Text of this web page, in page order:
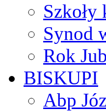
Synod
Rok
BISKUPI
Abp